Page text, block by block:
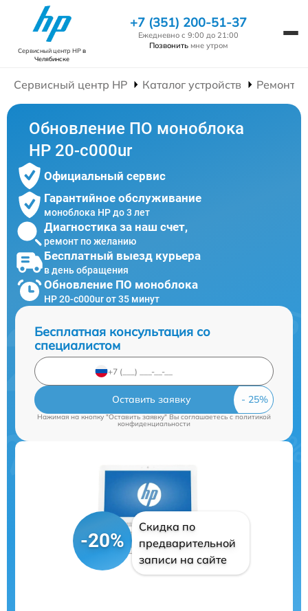
Сервисный центр HPв
Челябинске
+7 (351) 200-51-37
Ежедневно с 9:00 до 21:00
Позвонить мне утром
Сервисный центр HP Каталог устройств Ремонт
Обновление ПО моноблока
HP 20-c000ur
Официальный сервис
Гарантийное обслуживание
моноблока HP до 3 лет
Диагностика за наш счет,
ремонт по желанию
Бесплатный выезд курьера
в день обращения
Обновление ПО моноблока
HP 20-c000ur от 35 минут
Бесплатная консультация со
специалистом
Оставить заявку
Нажимая на кнопку "Оставить заявку" Вы соглашаетесь cполитикой
конфиденциальности
-20%
Скидка по
предварительной
записи на сайте